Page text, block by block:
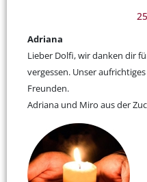
Adriana
Lieber Dolfi, wir danken dir
vergessen. Unser
Freunden.
Adriana und Miro aus der